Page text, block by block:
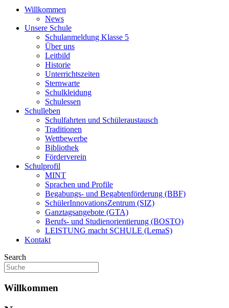
Willkommen
News
Unsere Schule
Schulanmeldung Klasse 5
Über uns
Leitbild
Historie
Unterrichtszeiten
Sternwarte
Schulkleidung
Schulessen
Schulleben
Schulfahrten und Schüleraustausch
Traditionen
Wettbewerbe
Bibliothek
Förderverein
Schulprofil
MINT
Sprachen und Profile
Begabungs- und Begabtenförderung (BBF)
SchülerInnovationsZentrum (SIZ)​
Ganztagsangebote (GTA)
Berufs- und Studienorientierung (BOSTO)
LEISTUNG macht SCHULE (LemaS)
Kontakt
Search
Willkommen